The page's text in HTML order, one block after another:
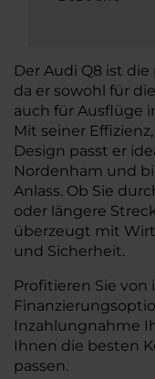
Der Audi Q8 ist
da er sowohl für
auch für Ausflüge
Mit seiner
Design passt er
Nordenham und
Anlass. Ob Sie
oder längere
überzeugt mit
und Sicherheit.
Profitieren Sie
Inzahlungnahme
Ihnen die besten
passen.